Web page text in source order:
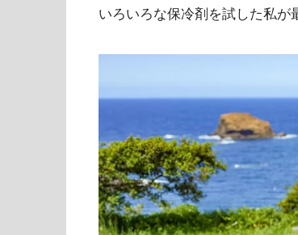
いろいろな保冷剤を試した私が